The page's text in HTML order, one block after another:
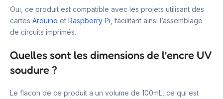
Oui, ce produit est compatible avec les projets utilisant des
cartes Arduino et Raspberry Pi , facilitant ainsi l’assemblage
de circuits imprimés.
Quelles sont les dimensions de l’encre UV
soudure ?
Le flacon de ce produit a un volume de 100mL, ce qui est